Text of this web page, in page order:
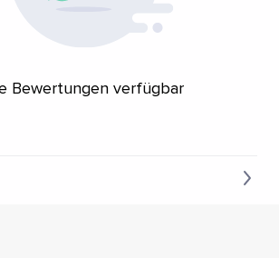
Bewertungen verfügbar